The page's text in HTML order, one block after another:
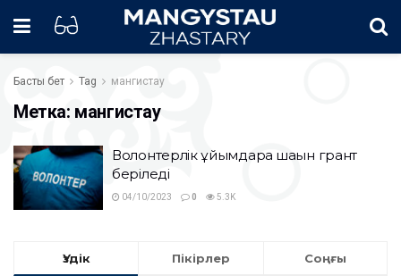
Басты бет Tag мангистау
Метка: мангистау
Волонтерлік ұйымдарға шағын грант
беріледі
04/10/2023 0 5.3K
Үздік Пікірлер Соңғы